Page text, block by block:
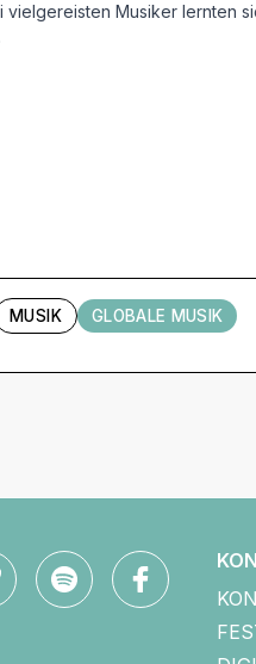
Musiker lernten
MUSIK GLOBALE MUSIK